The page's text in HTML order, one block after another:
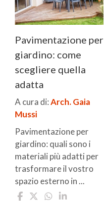
Pavimentazione per
giardino: come
scegliere quella
adatta
A cura di:Arch. Gaia
Mussi
Pavimentazione per
giardino: quali sono i
materiali più adatti per
trasformare il vostro
spazio esterno in ...